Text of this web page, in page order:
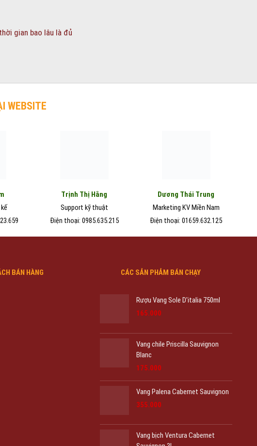
gian bao lâu là đủ
WEBSITE
Trịnh Thị Hằng
Support kỹ thuật
Điện thoại: 0985.635.215
Dương Thái Trung
Marketing KV Miền Nam
Điện thoại: 01659.632.125
BÁN HÀNG CÁC SẢN PHẢM BÁN CHẠY
Rượu Vang Sole D'italia 750ml
Giá
165.000Giá
165.000₫.
Vang chile Priscilla Sauvignon
Blanc
Giá
215.000₫.
175.000Giá
là:
175.000₫.
Vang Palena Cabernet Sauvignon
Giá
425.000₫.
355.000Giá
là:
355.000₫.
Vang bịch Ventura Cabernet